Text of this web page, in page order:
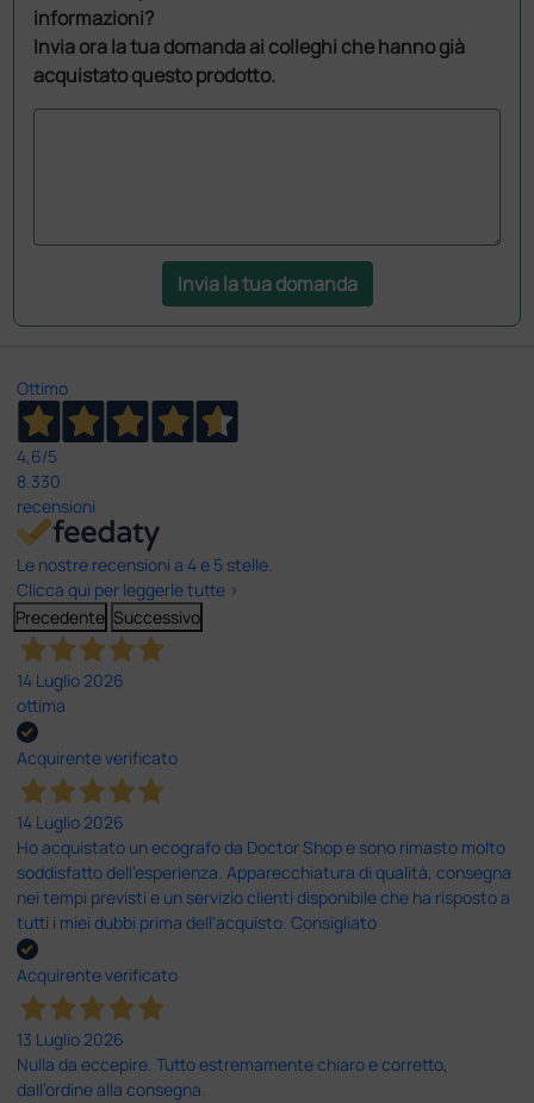
informazioni?
Invia ora la tua domanda ai colleghi che hanno già
acquistato questo prodotto.
Invia la tua domanda
Ottimo
4,6/5
8.330
recensioni
Le nostre recensioni a 4 e 5 stelle.
Clicca qui per leggerle tutte >
Precedente Successivo
14 Luglio 2026
ottima
Acquirente verificato
14 Luglio 2026
Ho acquistato un ecografo da Doctor Shop e sono rimasto molto
soddisfatto dell'esperienza. Apparecchiatura di qualità, consegna
nei tempi previsti e un servizio clienti disponibile che ha risposto a
tutti i miei dubbi prima dell'acquisto. Consigliato
Acquirente verificato
13 Luglio 2026
Nulla da eccepire. Tutto estremamente chiaro e corretto,
dall’ordine alla consegna.